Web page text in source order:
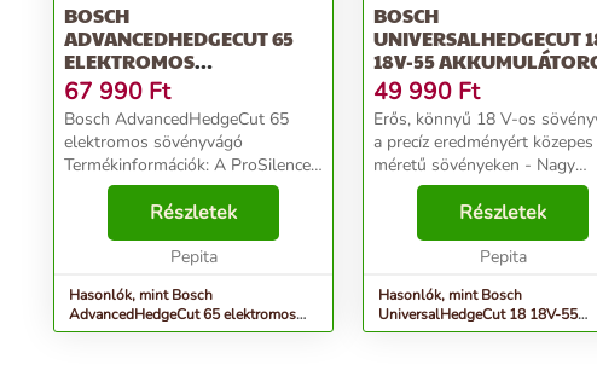
BOSCH
ADVANCEDHEDGECUT 65
ELEKTROMOS
SÖVÉNYVÁGÓ
(06008C0801)
67 990 Ft
Bosch AdvancedHedgeCut 65
elektromos sövényvágó
Termékinformációk: A ProSilence
erőteljes teljesítményt tesz
lehetővé 80%-kal kevesebb zaj
mellett (93 dB(A)). 65 cm-es
pengehossz és 34 mm-es fogtá...
Részletek
Pepita
Hasonlók, mint Bosch
AdvancedHedgeCut 65 elektromos
sövényvágó (06008C0801)
BOSCH
UNIVERSALHEDGECUT
18V-55
SÖVÉNYVÁGÓ, ZÖLD...
49 990 Ft
Erős, könnyű 18 V-os
a precíz eredményért közepes
méretű sövényeken - Nagy
teljesítmény és hosszú
a szénkefe nélküli motor
vastagabb ágakat elakadás
Részletek
Pepita
Hasonlók, mint Bosch
UniversalHedgeCut 18 18V-55
akkumulátoros Sövényvágó,